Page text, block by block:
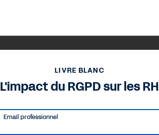
LIVRE BLANC
L'impact du RGPD sur les RH
Email professionnel